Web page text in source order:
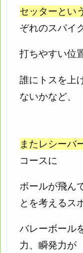
セッターとい
ぞれのスパイ
打ちやすい位
誰にトスを上
ないかなど、
またレシーバ
コースに
ボールが飛ん
とを考えるス
バレーボール
力、瞬発力が